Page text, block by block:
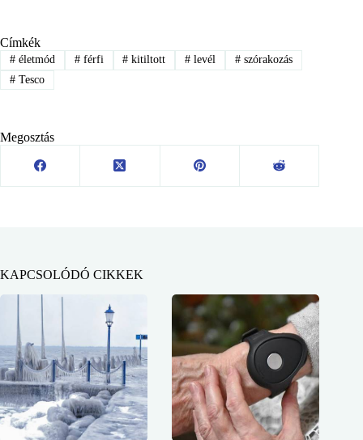
Címkék
#életmód #férfi # kitiltott # levél # szórakozás
#Tesco
Megosztás
KAPCSOLÓDÓ CIKKEK